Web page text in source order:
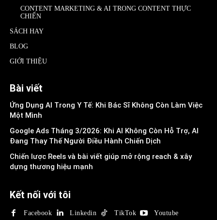
CONTENT MARKETING & AI TRONG CONTENT THỰC
CHIẾN
SÁCH HAY
BLOG
GIỚI THIỆU
Bài viết
Ứng Dụng AI Trong Y Tế: Khi Bác Sĩ Không Còn Làm Việc
Một Mình
Google Ads Tháng 3/2026: Khi AI Không Còn Hỗ Trợ, AI
Đang Thay Thế Người Điều Hành Chiến Dịch
Chiến lược Reels và bài viết giúp mở rộng reach & xây
dựng thương hiệu mạnh
Kết nối với tôi
Facebook Linkedin TikTok Youtube